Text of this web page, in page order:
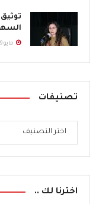
مايو 29, 2012
تصنيفات
اخترنا لك ..